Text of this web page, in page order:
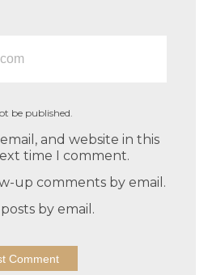
be published.
and website in this
time I comment.
up comments by email.
by email.